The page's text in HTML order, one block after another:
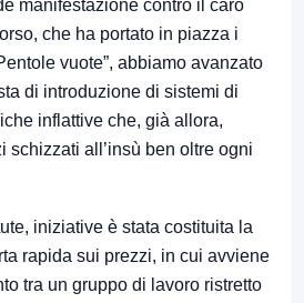
manifestazione contro il caro
che ha portato in piazza i
vuote”, abbiamo avanzato
di introduzione di sistemi di
inflattive che, già allora,
schizzati all’insù ben oltre ogni
iniziative è stata costituita la
rapida sui prezzi, in cui avviene
tra un gruppo di lavoro ristretto